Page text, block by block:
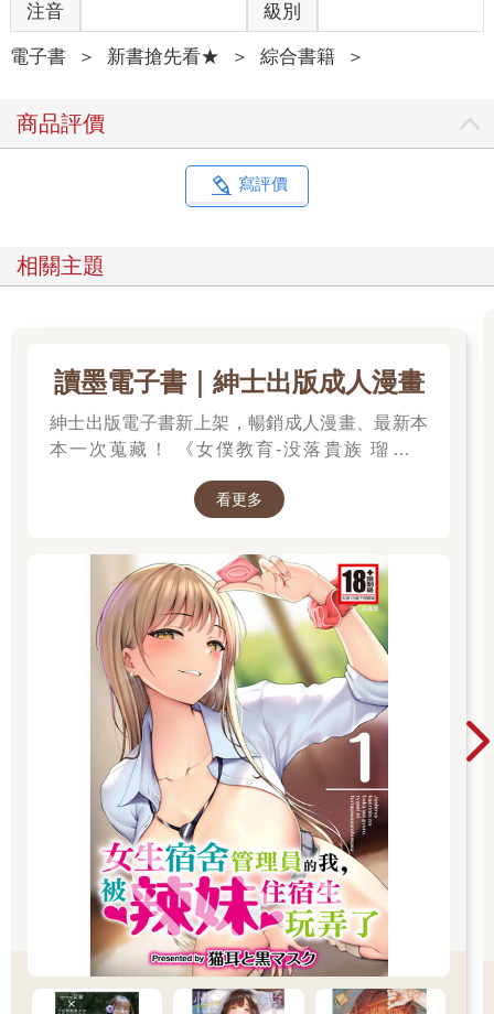
注音 級別
電子書 ＞ 新書搶先看★ ＞ 綜合書籍 ＞
商品評價
寫評價
相關主題
讀墨電子書｜紳士出版成人漫畫
紳士出版電子書新上架，暢銷成人漫畫、最新本
本一次蒐藏！ 《女僕教育-没落貴族 瑠璃川
●得死去活來》等熱門系列作品任君挑選，隨時
看更多